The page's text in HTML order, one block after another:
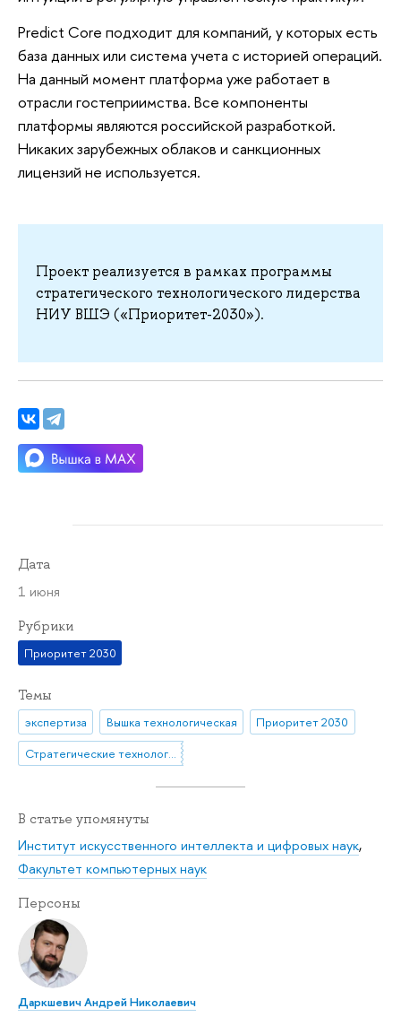
Predict Core подходит для компаний, у которых есть
база данных или система учета с историей операций.
На данный момент платформа уже работает в
отрасли гостеприимства. Все компоненты
платформы являются российской разработкой.
Никаких зарубежных облаков и санкционных
лицензий не используется.
Проект реализуется в рамках программы
стратегического технологического лидерства
НИУ ВШЭ («Приоритет-2030»).
Дата
1 июня
Рубрики
Приоритет 2030
Темы
экспертиза Вышка технологическая
Приоритет 2030
Стратегические технологические проекты
В статье упомянуты
Институт искусственного интеллекта и цифровых наук,
Факультет компьютерных наук
Персоны
Даркшевич Андрей Николаевич